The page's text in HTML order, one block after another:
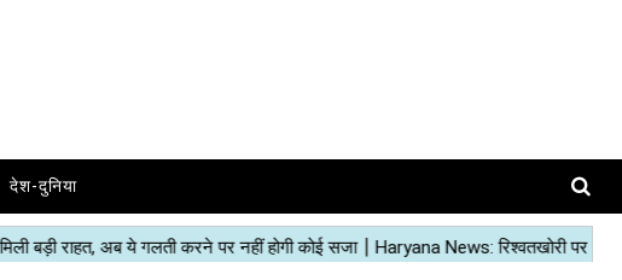
देश-दुनिया